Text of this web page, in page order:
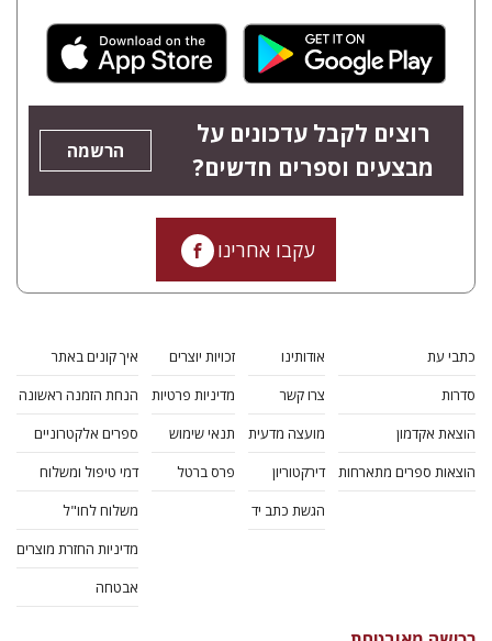
רוצים לקבל עדכונים על
מבצעים וספרים חדשים?
הרשמה
עקבו אחרינו
כתבי עת
סדרות
הוצאת אקדמון
הוצאות ספרים מתארחות
אודותינו
צרו קשר
מועצה מדעית
דירקטוריון
הגשת כתב יד
זכויות יוצרים
מדיניות פרטיות
תנאי שימוש
פרס ברטל
איך קונים באתר
הנחת הזמנה ראשונה
ספרים אלקטרוניים
דמי טיפול ומשלוח
משלוח לחו"ל
מדיניות החזרת מוצרים
אבטחה